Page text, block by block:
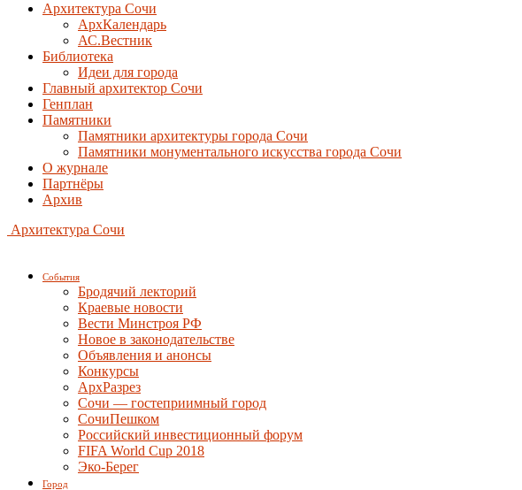
Архитектура Сочи
АрхКалендарь
АС.Вестник
Библиотека
Идеи для города
Главный архитектор Сочи
Генплан
Памятники
Памятники архитектуры города Сочи
Памятники монументального искусства города Сочи
О журнале
Партнёры
Архив
Архитектура Сочи
События
Бродячий лекторий
Краевые новости
Вести Минстроя РФ
Новое в законодательстве
Объявления и анонсы
Конкурсы
АрхРазрез
Сочи — гостеприимный город
СочиПешком
Российский инвестиционный форум
FIFA World Cup 2018
Эко-Берег
Город